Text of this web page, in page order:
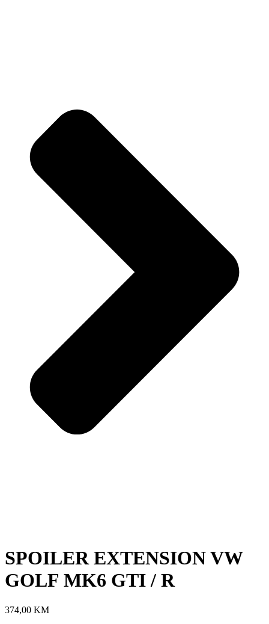
SPOILER EXTENSION VW
GOLF MK6 GTI / R
374,00 KM